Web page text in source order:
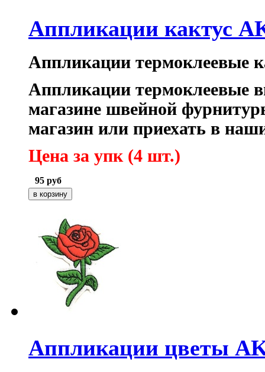
Аппликации кактус
Аппликации термоклеевые
Аппликации термоклеевые
магазине швейной
магазин или приехать в
Цена за упк (4 шт.)
95 руб
Аппликации цветы